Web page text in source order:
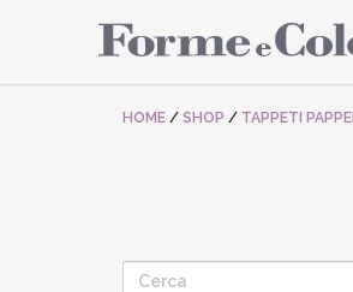
HOME / SHOP / TAPPETI